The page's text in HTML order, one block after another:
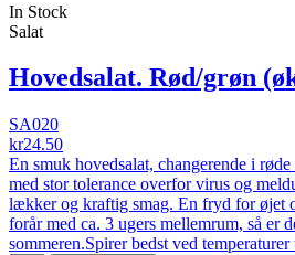
In Stock
Salat
Hovedsalat. Rød/grøn
SA020
kr24.50
En smuk hovedsalat, changerende i
med stor tolerance overfor virus og
lækker og kraftig smag. En fryd for øjet
forår med ca. 3 ugers mellemrum, så er
sommeren.Spirer bedst ved temperaturer